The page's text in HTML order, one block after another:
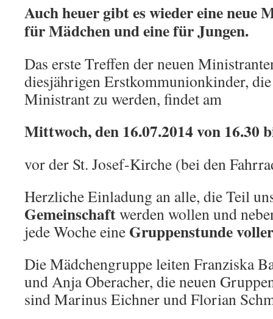
Auch heuer gibt es wieder eine neue
für Mädchen und eine für Jungen.
Das erste Treffen der neuen
diesjährigen Erstkommunionkinder, die
Ministrant zu werden, findet am
Mittwoch, den 16.07.2014 von 16.30
vor der St. Josef-Kirche (bei den
Herzliche Einladung an alle, die Teil
Gemeinschaftwerden wollen und
jede Woche eine Gruppenstunde
Die Mädchengruppe leiten Franziska
und Anja Oberacher, die neuen
sind Marinus Eichner und Florian